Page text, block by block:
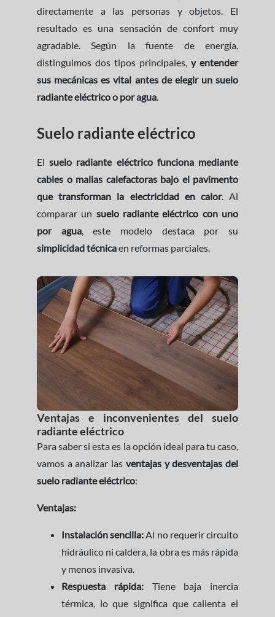
directamente a las personas y objetos. El
resultado es una sensación de confort muy
agradable. Según la fuente de energía,
distinguimos dos tipos principales, y entender
sus mecánicas es vital antes de elegir un suelo
radiante eléctrico o por agua.
Suelo radiante eléctrico
Elsuelo radiante eléctrico funciona mediante
cables o mallas calefactoras bajo el pavimento
que transforman la electricidad en calor. Al
comparar un suelo radiante eléctrico con uno
por agua, este modelo destaca por su
simplicidad técnicaen reformas parciales.
Ventajas e inconvenientes del suelo
radiante eléctrico
Para saber si esta es la opción ideal para tu caso,
vamos a analizar las ventajas y desventajas del
suelo radiante eléctrico:
Ventajas:
Instalación sencilla: Al no requerir circuito
hidráulico ni caldera, la obra es más rápida
y menos invasiva.
Respuesta rápida:Tiene baja inercia
térmica, lo que significa que calienta el